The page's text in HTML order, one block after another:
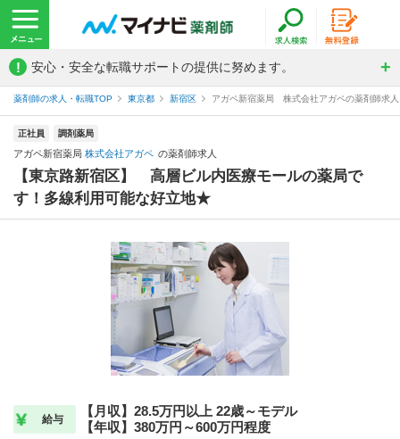
! 安心・安全な転職サポートの提供に努めます。
薬剤師の求人・転職TOP 東京都 新宿区 アガペ新宿薬局 株式会社アガペの薬剤師求人
正社員 調剤薬局
アガペ新宿薬局 株式会社アガペ の薬剤師求人
【東京路新宿区】 高層ビル内医療モールの薬局で
す！多線利用可能な好立地★
給与
【月収】28.5万円以上 22歳～モデル
【年収】380万円～600万円程度